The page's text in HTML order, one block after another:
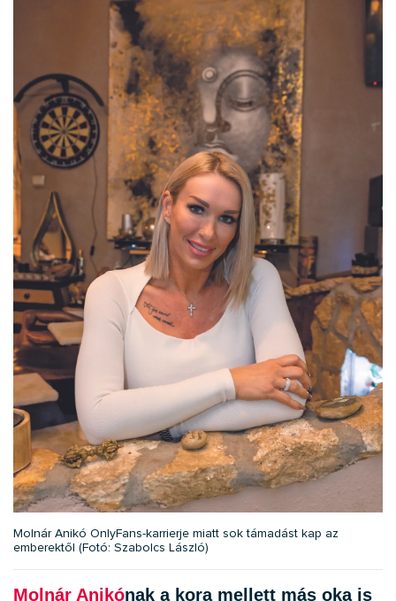
Molnár Anikó OnlyFans-karrierje miatt sok támadást kap az
emberektől (Fotó: Szabolcs László)
Molnár Anikónak a kora mellett más oka is